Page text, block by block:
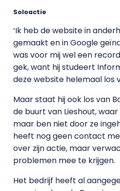
Soloactie
‘Ik heb de website in
gemaakt en in Google
was voor mij wel een
gek, want hij studeert
deze website helemaal los
Maar staat hij ook los van
de buurt van Lieshout,
maar ben niet door ze
heeft nog geen contact
over zijn actie, maar
problemen mee te krijgen.
Het bedrijf heeft al